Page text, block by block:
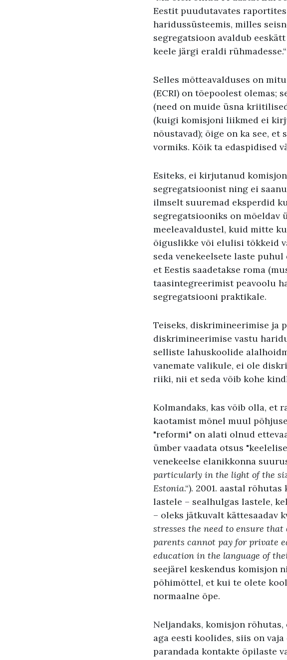
Eestit puudutavates
haridussüsteemis, milles
segregatsioon avaldub
keele järgi eraldi
Selles mõtteavalduses on
(ECRI) on tõepoolest olemas;
(need on muide üsna
(kuigi komisjoni liikmed ei
nõustavad); õige on ka see,
vormiks. Kõik ta edaspidised
Esiteks, ei kirjutanud
segregatsioonist ning ei
ilmselt suuremad eksperdid
segregatsiooniks on mõeldav
meeleavaldustel, kuid mitte
õiguslikke või elulisi tõkkeid
seda venekeelsete laste
et Eestis saadetakse roma
taasintegreerimist peavoolu
segregatsiooni praktikale.
Teiseks, diskrimineerimise ja
diskrimineerimise vastu
selliste lahuskoolide
vanemate valikule, ei ole
riiki, nii et seda võib kohe
Kolmandaks, kas võib olla, et
kaotamist mõnel muul
"reformi" on alati olnud
ümber vaadata otsus
venekeelse elanikkonna
particularly in the light of the
Estonia.“). 2001. aastal
lastele – sealhulgas lastele,
– oleks jätkuvalt kättesaadav
stresses the need to ensure
parents cannot pay for private
education in the language of
seejärel keskendus komisjon
põhimõttel, et kui te olete
normaalne õpe.
Neljandaks, komisjon
aga eesti koolides, siis on
parandada kontakte õpilaste